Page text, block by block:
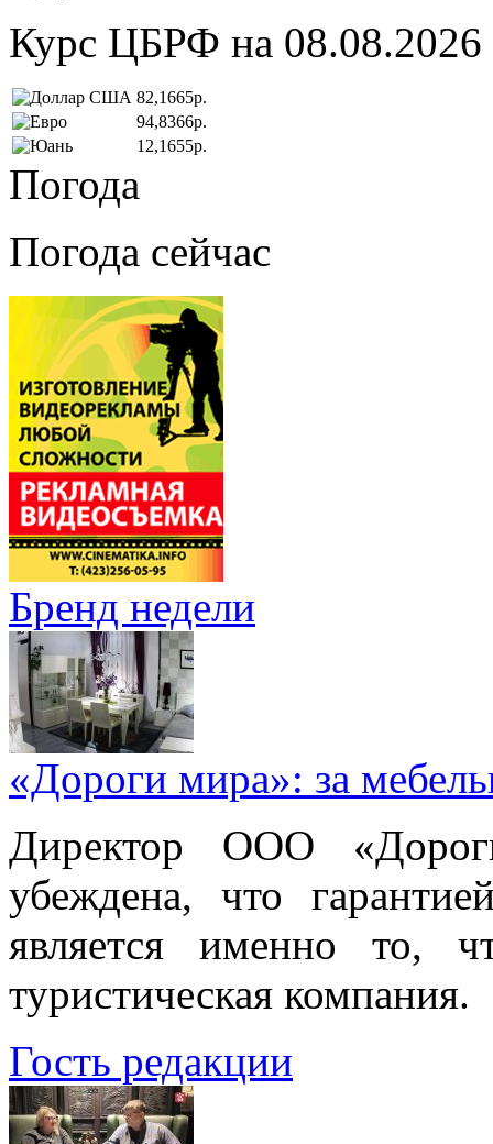
Курс ЦБРФ на 08.08.2026
82,1665р.
94,8366р.
12,1655р.
Погода
Погода сейчас
Бренд недели
«Дороги мира»: за
Директор ООО
убеждена, что
является именно то,
туристическая компания.
Гость редакции